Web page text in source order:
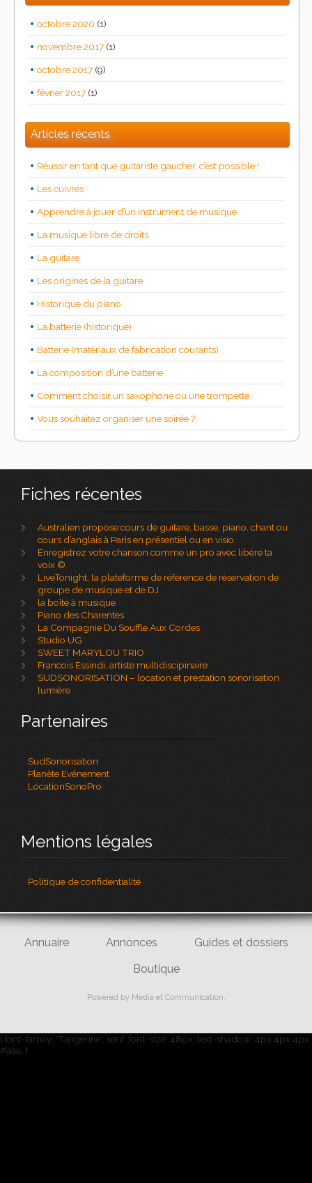
octobre 2020 (1)
novembre 2017 (1)
octobre 2017 (9)
février 2017 (1)
Articles récents
Réussir en tant que guitariste gaucher, c’est possible !
Les cuivres
Apprendre à jouer d’un instrument de musique
La musique libre de droits
La guitare
Les origines de la guitare
Historique du piano
La batterie (historique)
Batterie (matériaux de fabrication courants)
La composition d’une batterie
Comment choisir un saxophone ou une trompette
Vous souhaitez organiser une soirée ?
Fiches récentes
Australien propose cours de guitare, basse, piano, chant ou
cours d’anglais à Paris en présentiel ou en visio.
Enregistrez votre chanson comme un pro avec libère ta
voix ©
LiveTonight, la plateforme de référence de réservation de
groupe de musique et de DJ
la boîte à musique
Piano des Charentes
La Compagnie Du Souffle Aux Cordes
Studio UG
SWEET MARYLOU TRIO
Francois Essindi, artiste multidiscipinaire
SUDSONORISATION – location et prestation sonorisation
lumière
Partenaires
SudSonorisation
Planète Evénement
LocationSonoPro
Mentions légales
Politique de confidentialité
Annuaire Annonces
Guides et dossiers
Boutique
Powered by Media et Communication.
{ font-family: 'Tangerine', serif; font-size: 48px; text-shadow: 4px 4px 4px
#aaa; }